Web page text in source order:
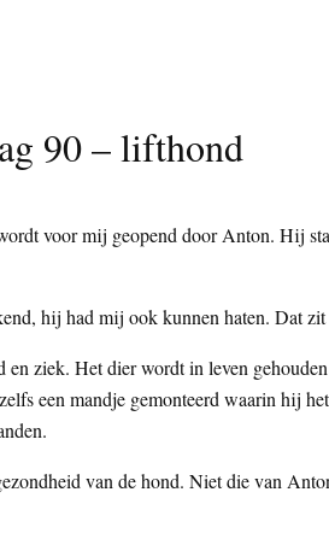
90 – lifthond
voor mij geopend door Anton. Hij
hij had mij ook kunnen haten. Dat zit
en ziek. Het dier wordt in leven
een mandje gemonteerd waarin hij
van de hond. Niet die van